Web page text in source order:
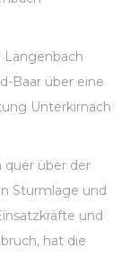
Baar über eine
Unterkirnach
quer über der
Sturmlage und
und
hat die